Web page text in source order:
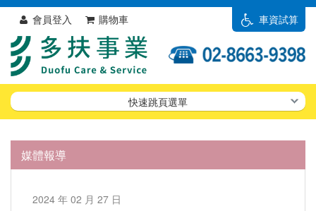
車資試算
會員登入 購物車
快速跳頁選單
媒體報導
2024 年 02 月 27 日